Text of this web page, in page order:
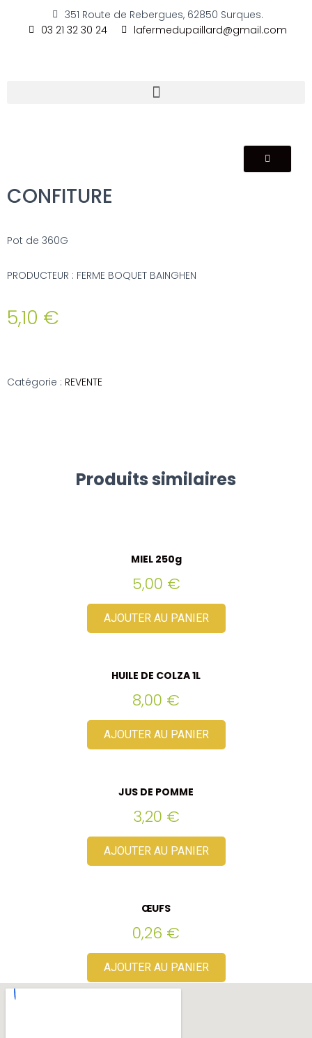
351 Route de Rebergues, 62850 Surques.
03 21 32 30 24
lafermedupaillard@gmail.com
CONFITURE
Pot de 360G
PRODUCTEUR : FERME BOQUET BAINGHEN
5,10 €
Catégorie : REVENTE
Produits similaires
MIEL 250g
5,00 €
AJOUTER AU PANIER
HUILE DE COLZA 1L
8,00 €
AJOUTER AU PANIER
JUS DE POMME
3,20 €
AJOUTER AU PANIER
ŒUFS
0,26 €
AJOUTER AU PANIER